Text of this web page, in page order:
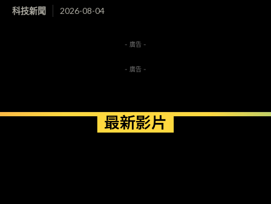
科技新聞 2026-08-04
- 廣告 -
- 廣告 -
最新影片